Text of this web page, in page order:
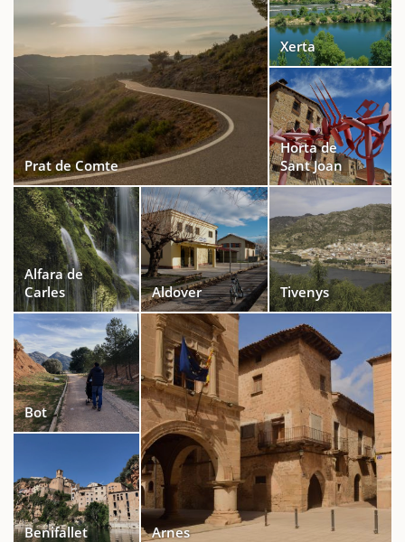
Prat de Comte
Xerta
Horta de
Sant Joan
Alfara de
Carles
Aldover Tivenys
Bot
Benifallet Arnes